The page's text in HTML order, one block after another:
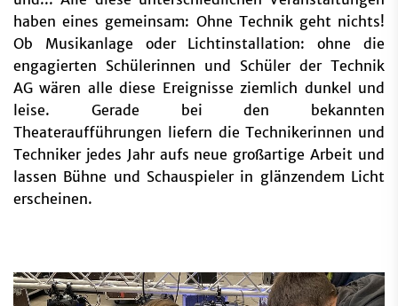
haben eines gemeinsam: Ohne Technik geht nichts!
Ob Musikanlage oder Lichtinstallation: ohne die
engagierten Schülerinnen und Schüler der Technik
AG wären alle diese Ereignisse ziemlich dunkel und
leise. Gerade bei den bekannten
Theateraufführungen liefern die Technikerinnen und
Techniker jedes Jahr aufs neue großartige Arbeit und
lassen Bühne und Schauspieler in glänzendem Licht
erscheinen.